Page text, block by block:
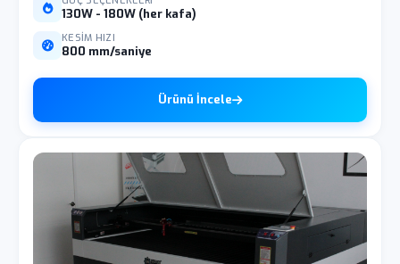
130W - 180W (her kafa)
KESIM HIZI
800 mm/saniye
Ürünü İncele